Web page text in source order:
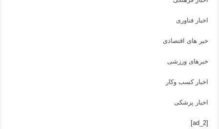
اخبار فناوری
خبر های اقتصادی
خبرهای ورزشی
اخبار کسب وکار
اخبار پزشکی
[ad_2]